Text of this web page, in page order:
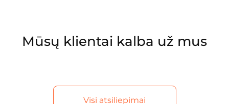
Mūsų klientai kalba už mus
Visi atsiliepimai